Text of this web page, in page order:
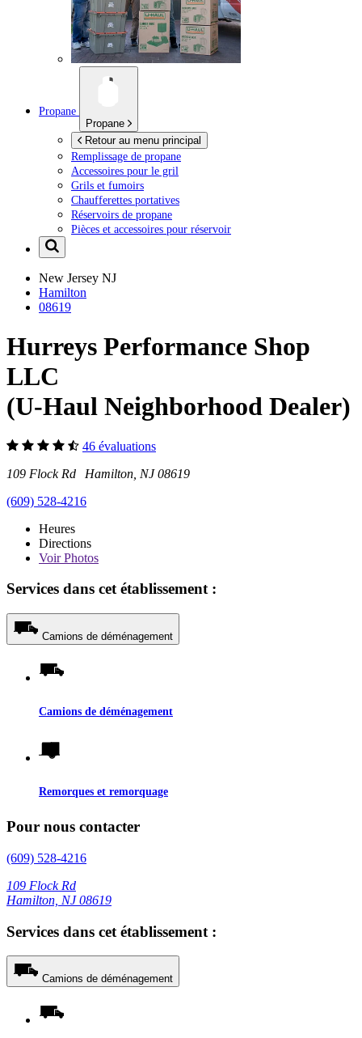
Propane
Propane
Retour au menu principal
Remplissage de propane
Accessoires pour le gril
Grils et fumoirs
Chaufferettes portatives
Réservoirs de propane
Pièces et accessoires pour réservoir
New Jersey NJ
Hamilton
08619
Hurreys Performance Shop
LLC
(U-Haul Neighborhood Dealer)
46 évaluations
109 Flock Rd Hamilton, NJ 08619
(609) 528-4216
Heures
Directions
VoirPhotos
Services dans cet établissement :
Camions de déménagement
Camions de déménagement
Remorques et remorquage
Pour nous contacter
(609) 528-4216
109 Flock Rd
Hamilton, NJ 08619
Services dans cet établissement :
Camions de déménagement